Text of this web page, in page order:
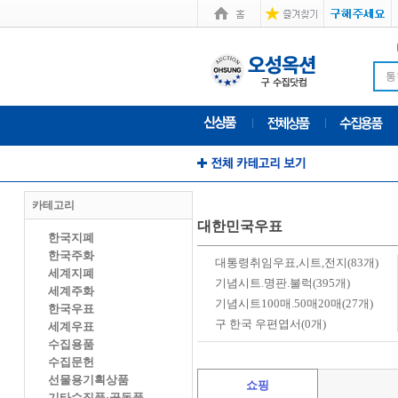
카테고리
한국지폐
한국주화
세계지폐
세계주화
한국우표
세계우표
수집용품
수집문헌
선물용기획상품
대한민국우표
대통령취임우표,시트,전지(83개)
기념시트.명판.불럭(395개)
기념시트100매.50매20매(27개)
구 한국 우편엽서(0개)
쇼핑